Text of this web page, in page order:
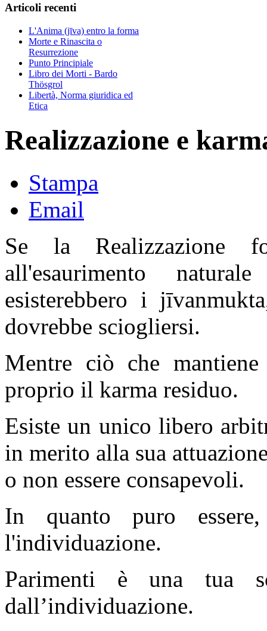
Articoli recenti
L'Anima (jīva) entro la forma
Morte e Rinascita o
Resurrezione
Punto Principiale
Libro dei Morti - Bardo
Thösgrol
Libertà, Norma giuridica ed
Etica
Realizzazione e
Stampa
Email
Se la Realizzazione
all'esaurimento
esisterebbero i
dovrebbe sciogliersi.
Mentre ciò che
proprio il karma residuo.
Esiste un unico libero
in merito alla sua
o non essere consapevoli.
In quanto puro
l'individuazione.
Parimenti è una tua
dall’individuazione.